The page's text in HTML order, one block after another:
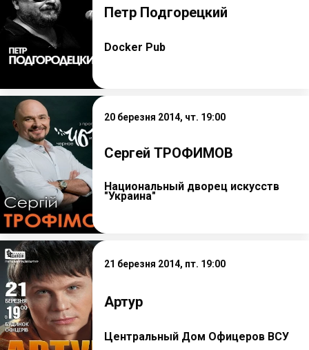
Петр Подгорецкий
Docker Pub
20 березня 2014, чт. 19:00
Сергей ТРОФИМОВ
Национальный дворец искусств
"Украина"
21 березня 2014, пт. 19:00
Артур
Центральный Дом Офицеров ВСУ